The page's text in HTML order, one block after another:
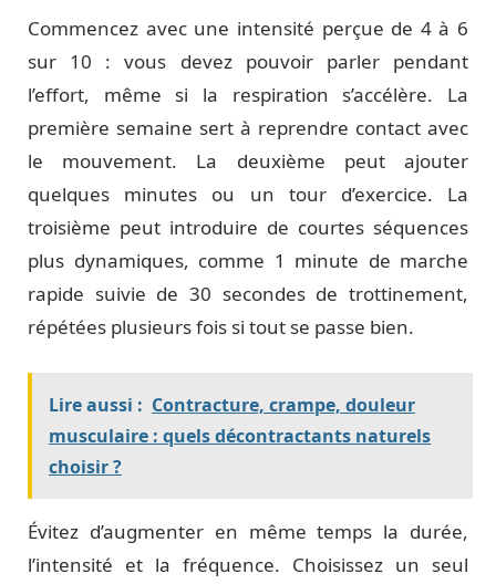
Commencez avec une intensité perçue de 4 à 6
sur 10 : vous devez pouvoir parler pendant
l’effort, même si la respiration s’accélère. La
première semaine sert à reprendre contact avec
le mouvement. La deuxième peut ajouter
quelques minutes ou un tour d’exercice. La
troisième peut introduire de courtes séquences
plus dynamiques, comme 1 minute de marche
rapide suivie de 30 secondes de trottinement,
répétées plusieurs fois si tout se passe bien.
Lire aussi : Contracture, crampe, douleur
musculaire : quels décontractants naturels
choisir ?
Évitez d’augmenter en même temps la durée,
l’intensité et la fréquence. Choisissez un seul